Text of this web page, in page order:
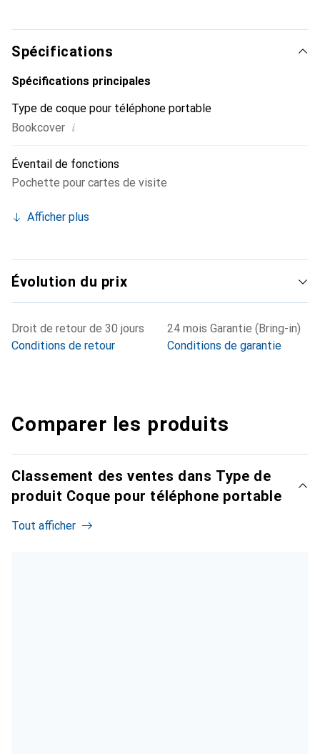
marque Noreve est un choix sûr pour une clientèle
exigeante.
Spécifications
Spécifications principales
Type de coque pour téléphone portable
Bookcover i
Éventail de fonctions
Pochette pour cartes de visite
Afficher plus
Évolution du prix
Droit de retour de 30 jours
Conditions de retour
24 mois Garantie (Bring-in)
Conditions de garantie
Comparer les produits
Classement des ventes dans Type de
produit Coque pour téléphone portable
Tout afficher